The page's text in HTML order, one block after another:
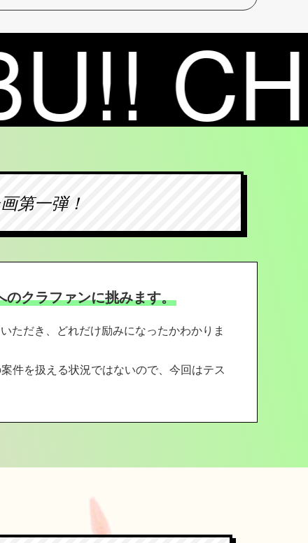
第一弾！
クラファンに挑みます。
ただき、どれだけ励みになったかわかりま
件を扱える状況ではないので、今回はテス